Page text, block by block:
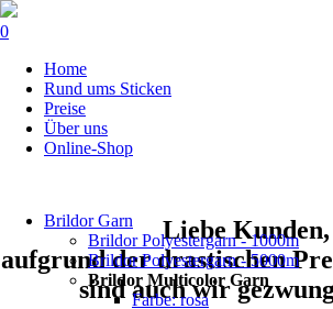
0
überspringen
Home
Rund ums Sticken
Preise
Über uns
Online-Shop
Liebe Kunden,
aufgrund der drastischen
sind auch wir
überspringenBrildor Garn
Brildor Polyestergarn - 1000m
Brildor Polyestergarn - 5000m
Brildor Multicolor Garn
Farbe: rosa